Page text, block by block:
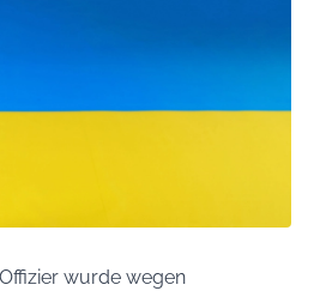
wurde wegen